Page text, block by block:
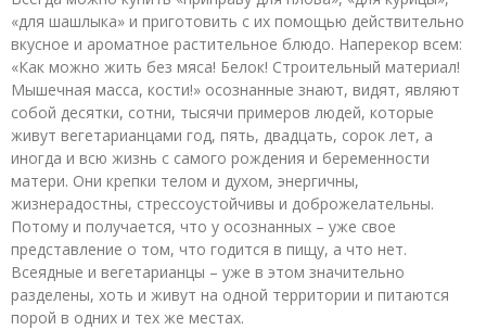
«для шашлыка» и приготовить с их помощью действительно
вкусное и ароматное растительное блюдо. Наперекор всем:
«Как можно жить без мяса! Белок! Строительный материал!
Мышечная масса, кости!» осознанные знают, видят, являют
собой десятки, сотни, тысячи примеров людей, которые
живут вегетарианцами год, пять, двадцать, сорок лет, а
иногда и всю жизнь с самого рождения и беременности
матери. Они крепки телом и духом, энергичны,
жизнерадостны, стрессоустойчивы и доброжелательны.
Потому и получается, что у осознанных – уже свое
представление о том, что годится в пищу, а что нет.
Всеядные и вегетарианцы – уже в этом значительно
разделены, хоть и живут на одной территории и питаются
порой в одних и тех же местах.